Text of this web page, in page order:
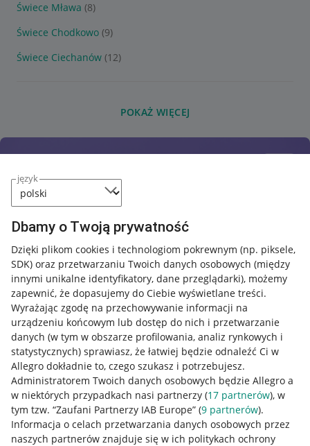
język
Dbamy o Twoją prywatność
Dzięki plikom cookies i technologiom pokrewnym (np. piksele,
SDK) oraz przetwarzaniu Twoich danych osobowych (między
innymi unikalne identyfikatory, dane przeglądarki), możemy
zapewnić, że dopasujemy do Ciebie wyświetlane treści.
Wyrażając zgodę na przechowywanie informacji na
urządzeniu końcowym lub dostęp do nich i przetwarzanie
danych (w tym w obszarze profilowania, analiz rynkowych i
statystycznych) sprawiasz, że łatwiej będzie odnaleźć Ci w
Allegro dokładnie to, czego szukasz i potrzebujesz.
Administratorem Twoich danych osobowych będzie Allegro a
w niektórych przypadkach nasi partnerzy (17 partnerów), w
tym tzw. “Zaufani Partnerzy IAB Europe” (9 partnerów).
Informacja o celach przetwarzania danych osobowych przez
naszych partnerów znajduje się w ich politykach ochrony
Świece Mława (8)
Świece Chodkowo (9)
Świece Ciechanów (12)
POKAŻ WIĘCEJ
Przydatne informacje